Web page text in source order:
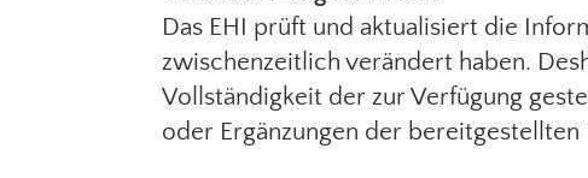
Das EHI prüft und aktualisiert die
zwischenzeitlich verändert haben.
Vollständigkeit der zur Verfügung
oder Ergänzungen der